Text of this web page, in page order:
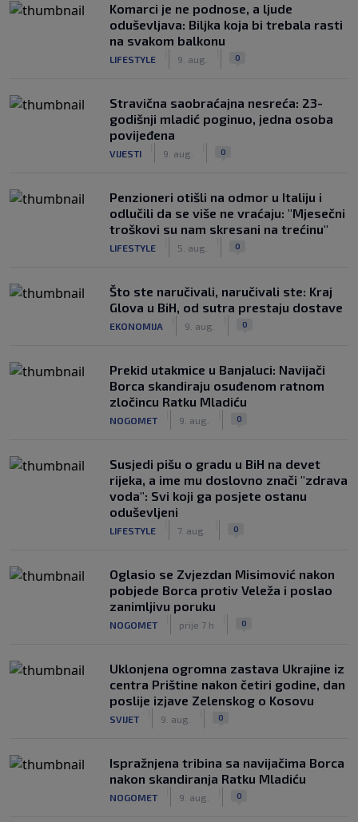
Komarci je ne podnose, a ljude
oduševljava: Biljka koja bi trebala rasti
na svakom balkonu
LIFESTYLE 9. aug. 0
Stravična saobraćajna nesreća: 23-
godišnji mladić poginuo, jedna osoba
povijeđena
VIJESTI 9. aug. 0
Penzioneri otišli na odmor u Italiju i
odlučili da se više ne vraćaju: "Mjesečni
troškovi su nam skresani na trećinu"
LIFESTYLE 5. aug. 0
Što ste naručivali, naručivali ste: Kraj
Glova u BiH, od sutra prestaju dostave
EKONOMIJA 9. aug. 0
Prekid utakmice u Banjaluci: Navijači
Borca skandiraju osuđenom ratnom
zločincu Ratku Mladiću
NOGOMET 9. aug. 0
Susjedi pišu o gradu u BiH na devet
rijeka, a ime mu doslovno znači "zdrava
voda": Svi koji ga posjete ostanu
oduševljeni
LIFESTYLE 7. aug. 0
Oglasio se Zvjezdan Misimović nakon
pobjede Borca protiv Veleža i poslao
zanimljivu poruku
NOGOMET prije 7 h 0
Uklonjena ogromna zastava Ukrajine iz
centra Prištine nakon četiri godine, dan
poslije izjave Zelenskog o Kosovu
SVIJET 9. aug. 0
Ispražnjena tribina sa navijačima Borca
nakon skandiranja Ratku Mladiću
NOGOMET 9. aug. 0